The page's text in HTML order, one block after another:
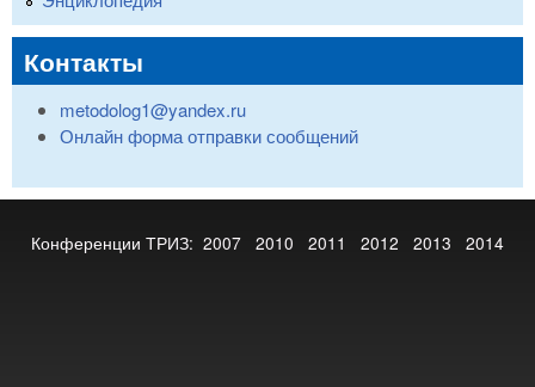
Контакты
metodolog1@yandex.ru
Онлайн форма отправки сообщений
Конференции ТРИЗ: 2007 2010 2011 2012 2013 2014